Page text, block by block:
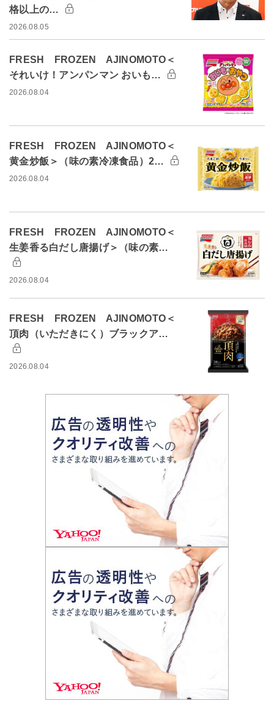
格以上の…
2026.08.05
FRESH FROZEN AJINOMOTO＜
それいけ！アンパンマン おいも…
2026.08.04
FRESH FROZEN AJINOMOTO＜
黄金炒飯＞（味の素冷凍食品）2…
2026.08.04
FRESH FROZEN AJINOMOTO＜
生姜香る白だし唐揚げ＞（味の素…
2026.08.04
FRESH FROZEN AJINOMOTO＜
頂肉（いただきにく）ブラックア…
2026.08.04